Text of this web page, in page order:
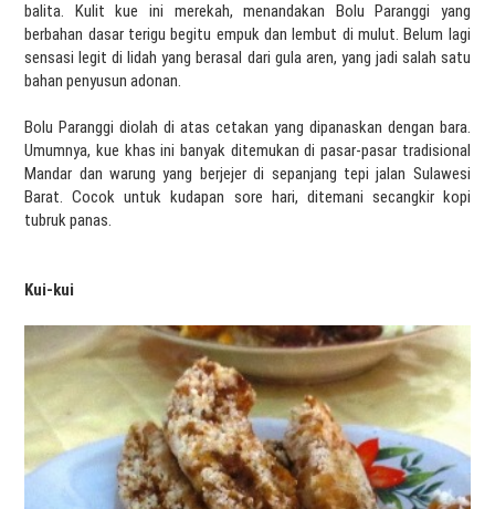
balita. Kulit kue ini merekah, menandakan Bolu Paranggi yang
berbahan dasar terigu begitu empuk dan lembut di mulut. Belum lagi
sensasi legit di lidah yang berasal dari gula aren, yang jadi salah satu
bahan penyusun adonan.
Bolu Paranggi diolah di atas cetakan yang dipanaskan dengan bara.
Umumnya, kue khas ini banyak ditemukan di pasar-pasar tradisional
Mandar dan warung yang berjejer di sepanjang tepi jalan Sulawesi
Barat. Cocok untuk kudapan sore hari, ditemani secangkir kopi
tubruk panas.
Kui-kui